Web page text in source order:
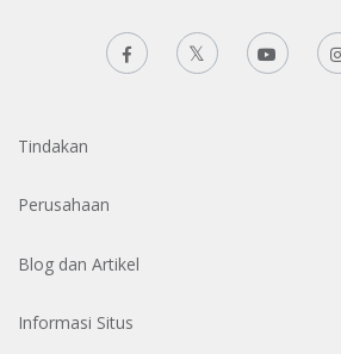
Tindakan
Perusahaan
Blog dan Artikel
Informasi Situs